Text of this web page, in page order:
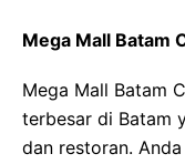
Mega Mall Batam
Mega Mall Batam
terbesar di Batam
dan restoran.